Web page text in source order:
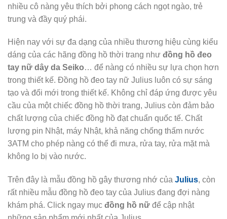
nhiều cô nàng yêu thích bởi phong cách ngọt ngào, trẻ
trung và đầy quý phái.
Hiện nay với sự đa dạng của nhiều thương hiệu cùng kiểu
dáng của các hãng đồng hồ thời trang như đồng hồ đeo
tay nữ dây da Seiko… để nàng có nhiều sự lựa chọn hơn
trong thiết kế. Đồng hồ đeo tay nữ Julius luôn có sự sáng
tạo và đổi mới trong thiết kế. Không chỉ đáp ứng được yêu
cầu của một chiếc đồng hồ thời trang, Julius còn đảm bảo
chất lượng của chiếc đồng hồ đạt chuẩn quốc tế. Chất
lượng pin Nhật, máy Nhật, khả năng chống thấm nước
3ATM cho phép nàng có thể đi mưa, rửa tay, rửa mặt mà
không lo bị vào nước.
Trên đây là mẫu đồng hồ gây thương nhớ của Julius, còn
rất nhiều mẫu đồng hồ đeo tay của Julius đang đợi nàng
khám phá. Click ngay mục đồng hồ nữ để cập nhật